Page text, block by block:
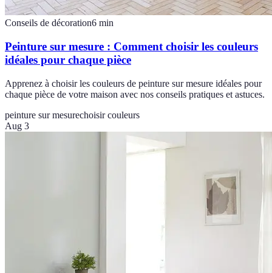
Conseils de décoration6 min
Peinture sur mesure : Comment choisir les couleurs
idéales pour chaque pièce
Apprenez à choisir les couleurs de peinture sur mesure idéales pour
chaque pièce de votre maison avec nos conseils pratiques et astuces.
peinture sur mesurechoisir couleurs
Aug 3